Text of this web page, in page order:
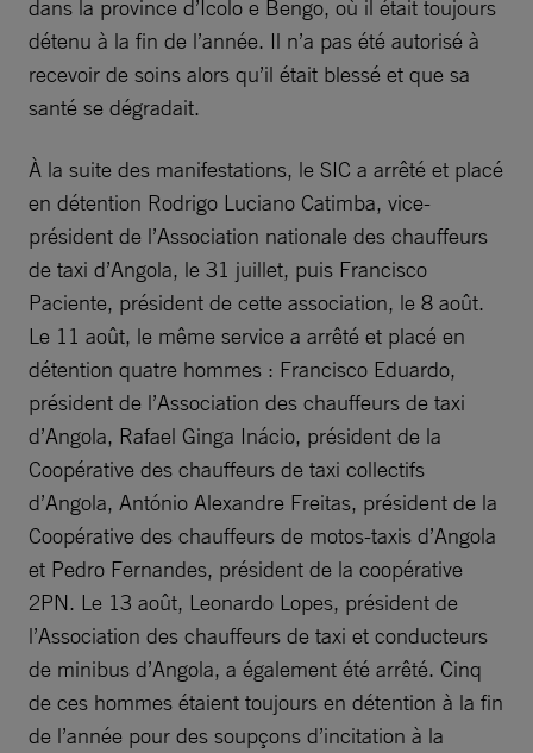
dans la province d’Ícolo e Bengo, où il était toujours
détenu à la fin de l’année. Il n’a pas été autorisé à
recevoir de soins alors qu’il était blessé et que sa
santé se dégradait.
À la suite des manifestations, le SIC a arrêté et placé
en détention Rodrigo Luciano Catimba, vice-
président de l’Association nationale des chauffeurs
de taxi d’Angola, le 31 juillet, puis Francisco
Paciente, président de cette association, le 8 août.
Le 11 août, le même service a arrêté et placé en
détention quatre hommes : Francisco Eduardo,
président de l’Association des chauffeurs de taxi
d’Angola, Rafael Ginga Inácio, président de la
Coopérative des chauffeurs de taxi collectifs
d’Angola, António Alexandre Freitas, président de la
Coopérative des chauffeurs de motos-taxis d’Angola
et Pedro Fernandes, président de la coopérative
2PN. Le 13 août, Leonardo Lopes, président de
l’Association des chauffeurs de taxi et conducteurs
de minibus d’Angola, a également été arrêté. Cinq
de ces hommes étaient toujours en détention à la fin
de l’année pour des soupçons d’incitation à la